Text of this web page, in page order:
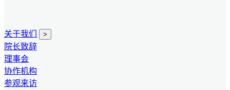
关于我们 >
院长致辞
理事会
协作机构
参观来访